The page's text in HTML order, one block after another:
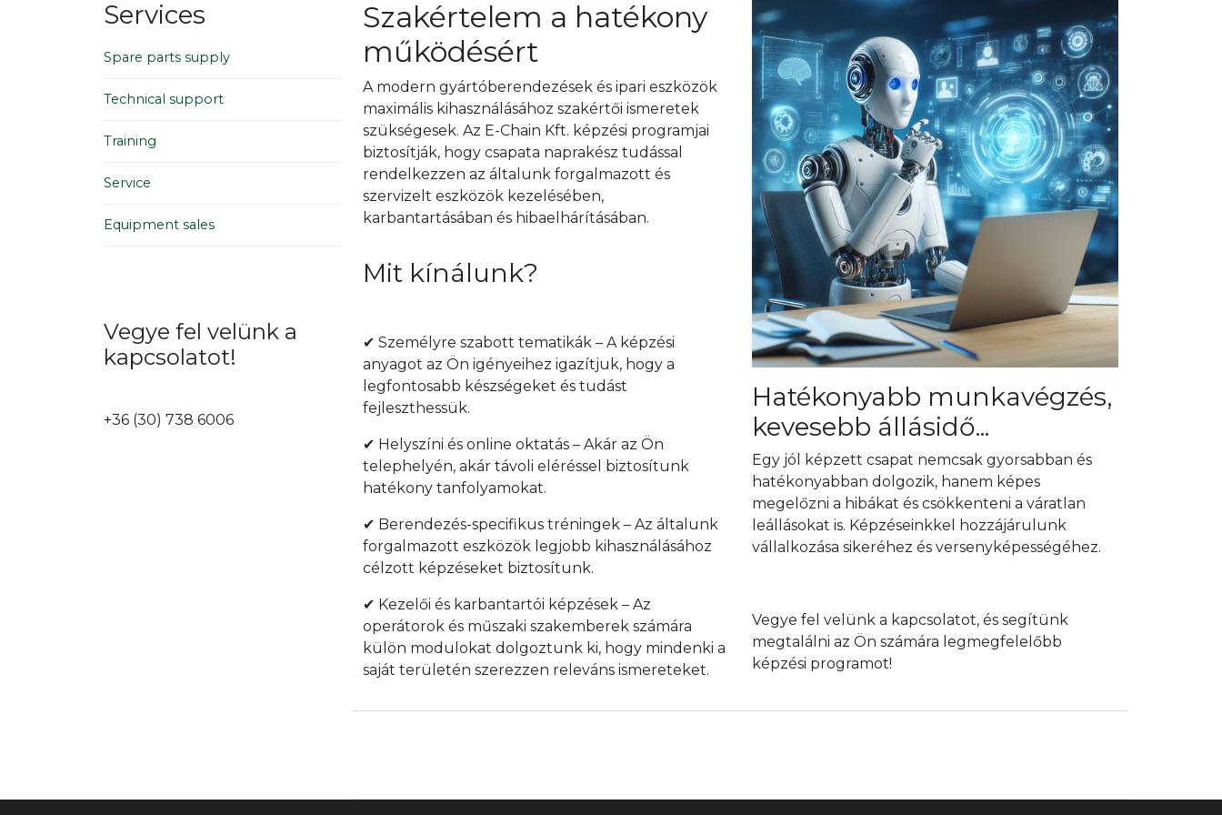
Vacuum soldering
Heat chambers
Heatwatchers
Furnace analyser frame
Kiegészítők
Stencil printing
THT/ Non-standard component
ESD and non-ESD desks, chairs,
additional furniture
Konvejorok
Szárítószekrények
Services
Spare parts supply
Technical support
Training
Service
Equipment sales
Vegye fel velünk a
kapcsolatot!
+36 (30) 738 6006
Szakértelem a hatékony
működésért
A modern gyártóberendezések és ipari eszközök
maximális kihasználásához szakértői ismeretek
szükségesek. Az E-Chain Kft. képzési programjai
biztosítják, hogy csapata naprakész tudással
rendelkezzen az általunk forgalmazott és
szervizelt eszközök kezelésében,
karbantartásában és hibaelhárításában.
Mit kínálunk?
✔ Személyre szabott tematikák – A képzési
anyagot az Ön igényeihez igazítjuk, hogy a
legfontosabb készségeket és tudást
fejleszthessük.
✔ Helyszíni és online oktatás – Akár az Ön
telephelyén, akár távoli eléréssel biztosítunk
hatékony tanfolyamokat.
✔ Berendezés-specifikus tréningek – Az általunk
forgalmazott eszközök legjobb kihasználásához
célzott képzéseket biztosítunk.
✔ Kezelői és karbantartói képzések – Az
operátorok és műszaki szakemberek számára
külön modulokat dolgoztunk ki, hogy mindenki a
saját területén szerezzen releváns ismereteket.
Hatékonyabb munkavégzés,
kevesebb állásidő...
Egy jól képzett csapat nemcsak gyorsabban és
hatékonyabban dolgozik, hanem képes
megelőzni a hibákat és csökkenteni a váratlan
leállásokat is. Képzéseinkkel hozzájárulunk
vállalkozása sikeréhez és versenyképességéhez.
Vegye fel velünk a kapcsolatot, és segítünk
megtalálni az Ön számára legmegfelelőbb
képzési programot!